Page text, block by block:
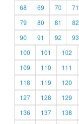
68
69 70 71
79
80 81 82
90
91 92 93
100
101 102
109
110 111
118
119 120
127
128 129
136
137 138